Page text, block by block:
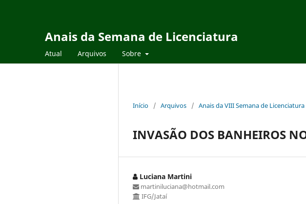
Anais da Semana de Licenciatura
Atual Arquivos Sobre
Início / Arquivos / Anais da VIII Semana de Licenciatura
INVASÃO DOS BANHEIROS
Luciana Martini
martiniluciana@hotmail.com
IFG/Jataí